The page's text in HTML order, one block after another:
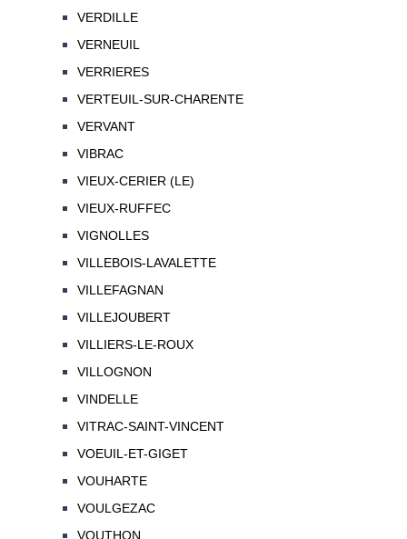
VERDILLE
VERNEUIL
VERRIERES
VERTEUIL-SUR-CHARENTE
VERVANT
VIBRAC
VIEUX-CERIER (LE)
VIEUX-RUFFEC
VIGNOLLES
VILLEBOIS-LAVALETTE
VILLEFAGNAN
VILLEJOUBERT
VILLIERS-LE-ROUX
VILLOGNON
VINDELLE
VITRAC-SAINT-VINCENT
VOEUIL-ET-GIGET
VOUHARTE
VOULGEZAC
VOUTHON